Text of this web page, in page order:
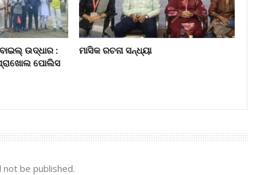
ଉଦ୍ଧାର :
ପୋଲିସ
ମାସିକ ରଚନା ସନ୍ଧ୍ୟା
not be published.